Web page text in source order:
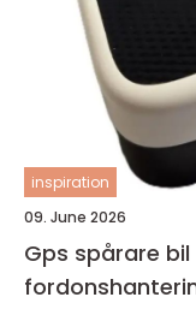
inspiration
09. June 2026
Gps spårare